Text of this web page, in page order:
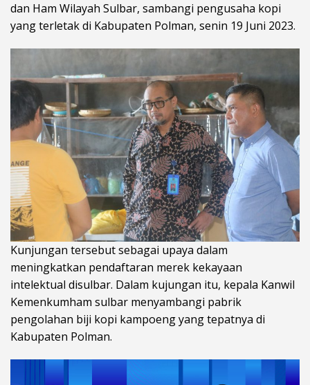
dan Ham Wilayah Sulbar, sambangi pengusaha kopi
yang terletak di Kabupaten Polman, senin 19 Juni 2023.
Kunjungan tersebut sebagai upaya dalam
meningkatkan pendaftaran merek kekayaan
intelektual disulbar. Dalam kujungan itu, kepala Kanwil
Kemenkumham sulbar menyambangi pabrik
pengolahan biji kopi kampoeng yang tepatnya di
Kabupaten Polman.